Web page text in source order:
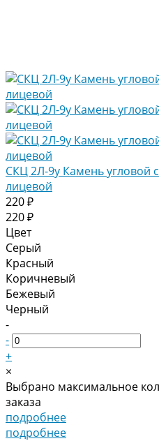
СКЦ 2Л-9у Камень угловой
лицевой
220 ₽
220 ₽
Цвет
Серый
Красный
Коричневый
Бежевый
Черный
-
-
+
×
Выбрано максимальное
заказа
подробнее
подробнее